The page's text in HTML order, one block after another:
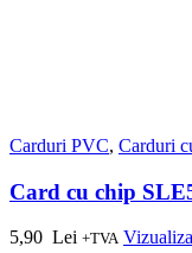
Carduri PVC, Carduri
Card cu chip
5,90 Lei +TVA